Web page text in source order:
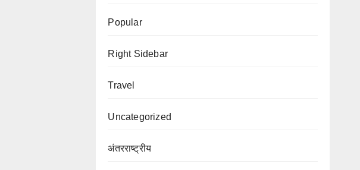
Popular
Right Sidebar
Travel
Uncategorized
अंतरराष्ट्रीय